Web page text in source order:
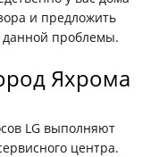
и предложить
проблемы.
Яхрома
LG выполняют
центра.